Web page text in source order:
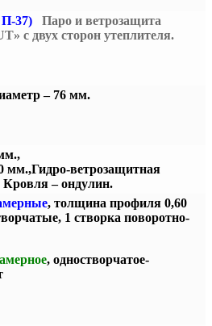
37)Паро и ветрозащита
с двух сторон утеплителя.
– 76 мм.
мм.,Гидро-ветрозащитная
Кровля – ондулин.
, толщина профиля 0,60
1 створка поворотно-
, одностворчатое-